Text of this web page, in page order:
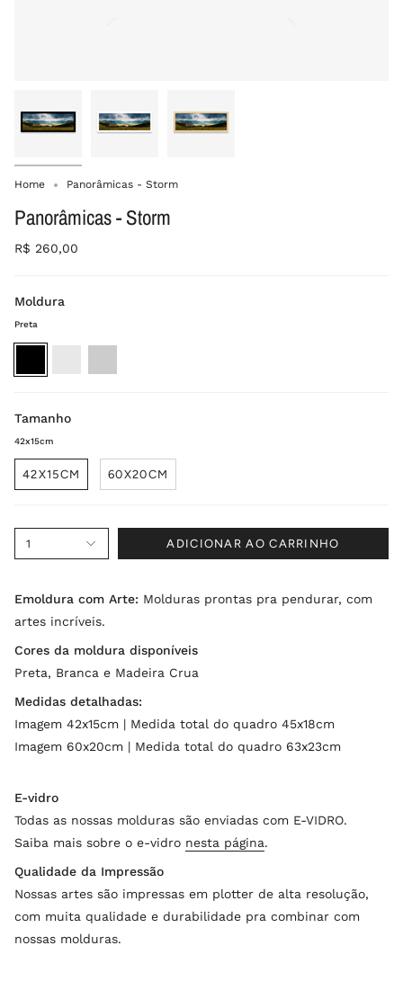
Home Panorâmicas - Storm
Panorâmicas - Storm
R$ 260,00
Moldura
Preta
Tamanho
42x15cm
42X15CM 60X20CM
1 ADICIONAR AO CARRINHO
Emoldura com Arte: Molduras prontas pra pendurar, com
artes incríveis.
Cores da moldura disponíveis
Preta, Branca e Madeira Crua
Medidas detalhadas:
Imagem 42x15cm | Medida total do quadro 45x18cm
Imagem 60x20cm | Medida total do quadro 63x23cm
E-vidro
Todas as nossas molduras são enviadas com E-VIDRO.
Saiba mais sobre o e-vidro nesta página.
Qualidade da Impressão
Nossas artes são impressas em plotter de alta resolução,
com muita qualidade e durabilidade pra combinar com
nossas molduras.